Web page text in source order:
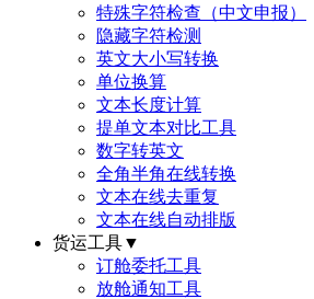
特殊字符检查（中文申报）
隐藏字符检测
英文大小写转换
单位换算
文本长度计算
提单文本对比工具
数字转英文
全角半角在线转换
文本在线去重复
文本在线自动排版
货运工具▼
订舱委托工具
放舱通知工具